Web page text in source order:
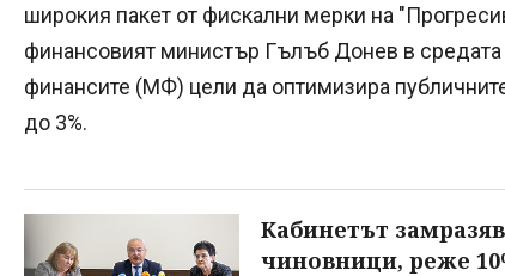
широкия пакет от фискални мерки на
финансовият министър Гълъб Донев в средата
финансите (МФ) цели да оптимизира
до 3%.
Кабинетът
чиновници, реже